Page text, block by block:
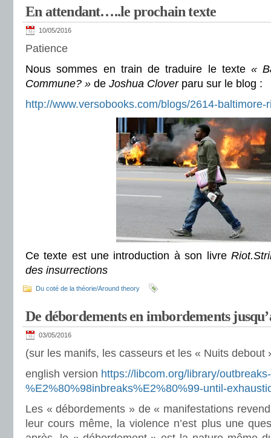
En attendant…..le prochain texte
10/05/2016
Patience
Nous sommes en train de traduire le texte«
Commune? » de Joshua Clover paru sur le blog :
http://www.versobooks.com/blogs/2614-
Ce texte est une introduction à son livre
des insurrections
Du coté de la théorie/Around theory
De débordements en imbordements
03/05/2016
(sur les manifs, les casseurs et les « Nuits debout
english version https://libcom.org/library/outbreaks-
%E2%80%98inbreaks%E2%80%99-until-
Les « débordements » de « manifestations
leur cours même, la violence n’est plus une